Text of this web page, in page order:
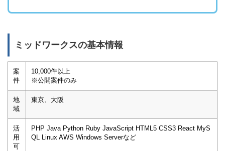
ミッドワークスの基本情報
案
件
10,000件以上
※公開案件のみ
地
域
東京、大阪
活
用
可
PHP Java Python Ruby JavaScript HTML5 CSS3 React MyS
QL Linux AWS Windows Serverなど